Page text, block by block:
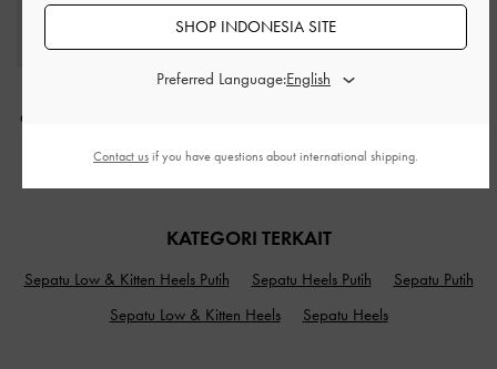
Canvas
IDR1,499,000
KATEGORI TERKAIT
Sepatu Low & Kitten Heels Putih Sepatu Heels Putih
Sepatu Putih
Sepatu Low & Kitten Heels
Sepatu Heels
SHOP INDONESIA SITE
Preferred Language:
Contact us if you have questions about international shipping.